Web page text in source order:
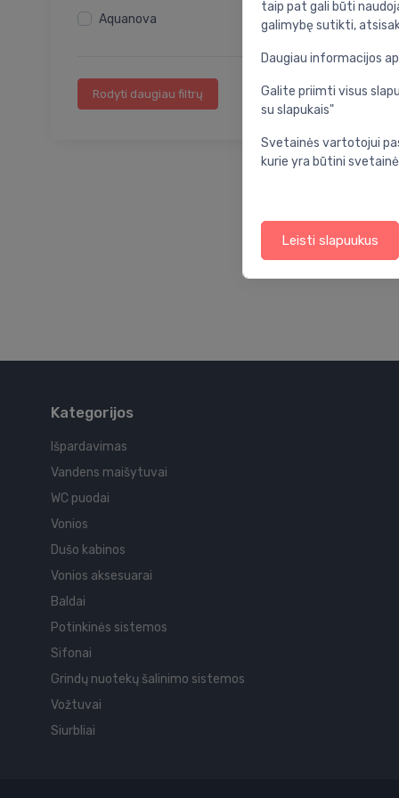
Kiti vonios reikmenys
Aquanova
Rodyti daugiau filtrų
Kategorijos
Išpardavimas
Vandens maišytuvai
WC puodai
Vonios
Dušo kabinos
Vonios aksesuarai
Baldai
Potinkinės sistemos
Sifonai
Grindų nuotekų šalinimo sistemos
Vožtuvai
Siurbliai
taip pat gali būti
galimybę sutikti,
Daugiau informacijos
Galite priimti visus
su slapukais"
Svetainės vartotojui
kurie yra būtini
Leisti slapuukus